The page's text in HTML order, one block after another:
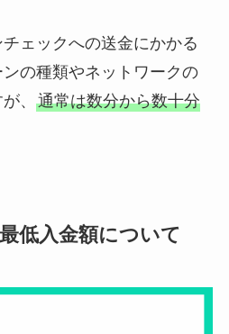
ェックへの送金にかかる
の種類やネットワークの
、 通常は数分から数十分
低入金額について